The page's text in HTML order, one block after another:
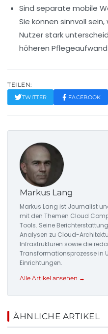
Sind separate mobile
Sie können sinnvoll
Nutzer stark
höheren
TEILEN:
TWITTER FACEBOOK
Markus Lang
Markus Lang ist Journalist
mit den Themen Cloud
Tools. Seine
Analysen zu Cloud-
Infrastrukturen sowie die
Transformationsprozesse in
Einrichtungen.
Alle Artikel ansehen →
ÄHNLICHE ARTIKEL